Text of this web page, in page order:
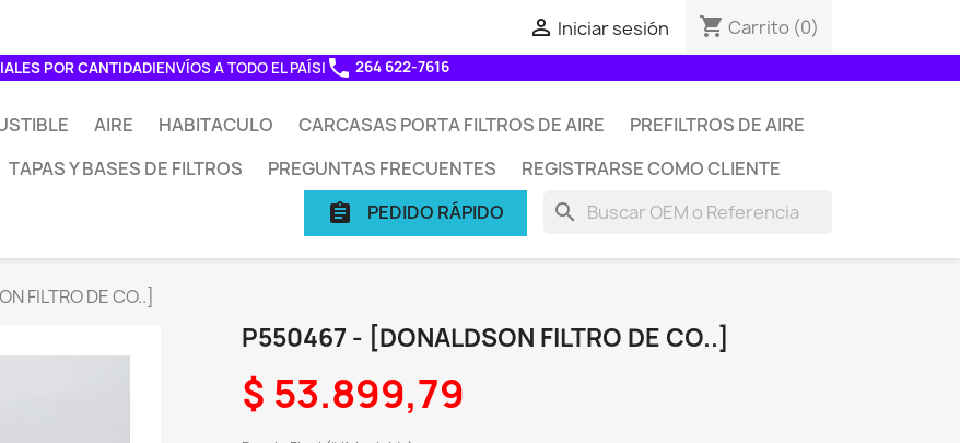
 Iniciar sesión shopping_cart Carrito (0)
POR CANTIDAD|ENVÍOS A TODO EL PAÍS| phone 264 622-7616
AIRE HABITACULO CARCASAS PORTA FILTROS DE AIRE
PREFILTROS DE AIRE
TAPAS Y BASES DE FILTROS PREGUNTAS FRECUENTES REGISTRARSE COMO CLIENTE
search
assignment PEDIDO RÁPIDO
FILTRO DE CO..]
P550467 - [DONALDSON FILTRO DE CO..]
$ 53.899,79